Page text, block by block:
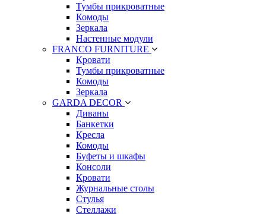
Тумбы прикроватные
Комоды
Зеркала
Настенные модули
FRANCO FURNITURE
Кровати
Тумбы прикроватные
Комоды
Зеркала
GARDA DECOR
Диваны
Банкетки
Кресла
Комоды
Буфеты и шкафы
Консоли
Кровати
Журнальные столы
Стулья
Стеллажи